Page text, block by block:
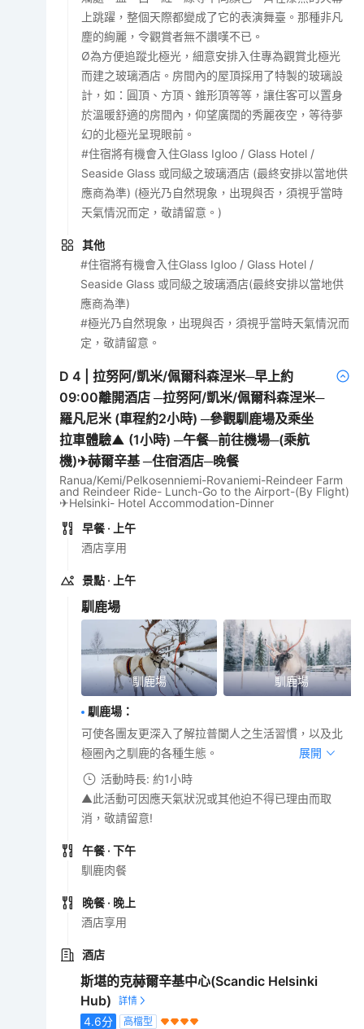
上跳躍，整個天際都變成了它的表演舞臺。那種非凡
塵的絢麗，令觀賞者無不讚嘆不已。
Ø為方便追蹤北極光，細意安排入住專為觀賞北極光
而建之玻璃酒店。房間內的屋頂採用了特製的玻璃設
計，如：圓頂、方頂、錐形頂等等，讓住客可以置身
於溫暖舒適的房間內，仰望廣闊的秀麗夜空，等待夢
幻的北極光呈現眼前。
#住宿將有機會入住Glass Igloo / Glass Hotel /
Seaside Glass 或同級之玻璃酒店 (最終安排以當地供
應商為準) (極光乃自然現象，出現與否，須視乎當時
天氣情況而定，敬請留意。)
其他
#住宿將有機會入住Glass Igloo / Glass Hotel /
Seaside Glass 或同級之玻璃酒店(最終安排以當地供
應商為準)
#極光乃自然現象，出現與否，須視乎當時天氣情況而
定，敬請留意。
D4 |拉努阿/凱米/佩爾科森涅米─早上約
09:00離開酒店 ─拉努阿/凱米/佩爾科森涅米─
羅凡尼米 (車程約2小時) ─參觀馴鹿場及乘坐
拉車體驗▲ (1小時) ─午餐─前往機場─(乘航
機)✈赫爾辛基 ─住宿酒店─晚餐
Ranua/Kemi/Pelkosenniemi-Rovaniemi-Reindeer Farm
and Reindeer Ride- Lunch-Go to the Airport-(By Flight)
✈Helsinki- Hotel Accommodation-Dinner
早餐 · 上午
酒店享用
景點 · 上午
馴鹿場
馴鹿場 馴鹿場
馴鹿場 ：
可使各團友更深入了解拉普闌人之生活習慣，以及北
極圈內之馴鹿的各種生態。
展開
活動時長: 約1小時
▲此活動可因應天氣狀況或其他迫不得已理由而取
消，敬請留意!
午餐 · 下午
馴鹿肉餐
晚餐 · 晚上
酒店享用
酒店
斯堪的克赫爾辛基中心(Scandic Helsinki
Hub)
4.6分 高檔型